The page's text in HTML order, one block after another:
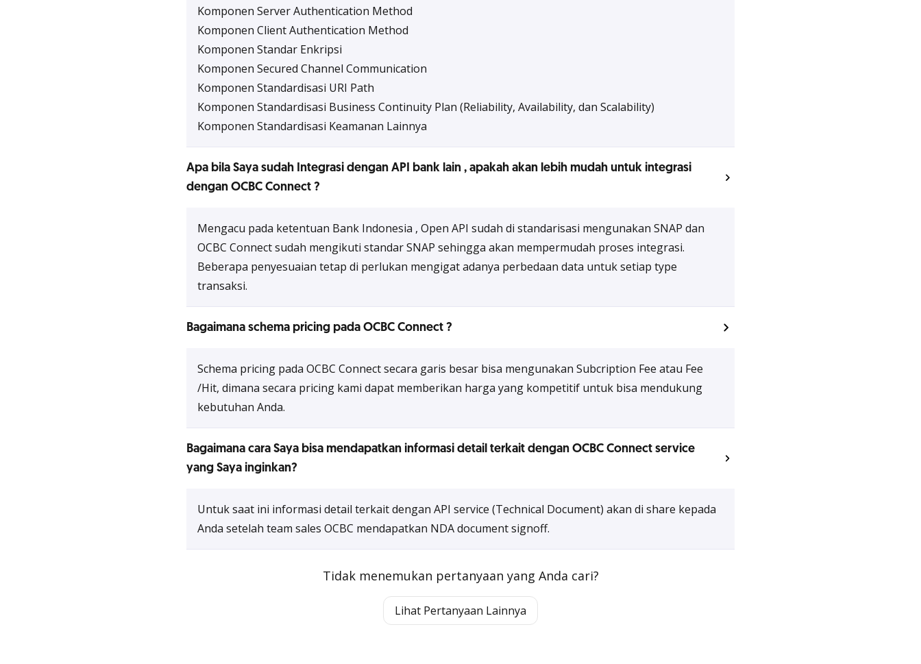
Komponen Server Authentication Method
Komponen Client Authentication Method
Komponen Standar Enkripsi
Komponen Secured Channel Communication
Komponen Standardisasi URI Path
Komponen Standardisasi Business Continuity Plan (Reliability, Availability, dan Scalability)
Komponen Standardisasi Keamanan Lainnya
Apa bila Saya sudah Integrasi dengan API bank lain , apakah akan lebih mudah untuk integrasi
dengan OCBC Connect ?​
Mengacu pada ketentuan Bank Indonesia , Open API sudah di standarisasi mengunakan SNAP dan
OCBC Connect sudah mengikuti standar SNAP sehingga akan mempermudah proses integrasi.
Beberapa penyesuaian tetap di perlukan mengigat adanya perbedaan data untuk setiap type
transaksi.
Bagaimana schema pricing pada OCBC Connect ?​
Schema pricing pada OCBC Connect secara garis besar bisa mengunakan Subcription Fee atau Fee
/Hit, dimana secara pricing kami dapat memberikan harga yang kompetitif untuk bisa mendukung
kebutuhan Anda.
Bagaimana cara Saya bisa mendapatkan informasi detail terkait dengan OCBC Connect service
yang Saya inginkan?​
Untuk saat ini informasi detail terkait dengan API service (Technical Document) akan di share kepada
Anda setelah team sales OCBC mendapatkan NDA document signoff.
Tidak menemukan pertanyaan yang Anda cari?
Lihat Pertanyaan Lainnya